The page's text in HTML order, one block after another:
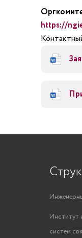
https://
Институт
систем